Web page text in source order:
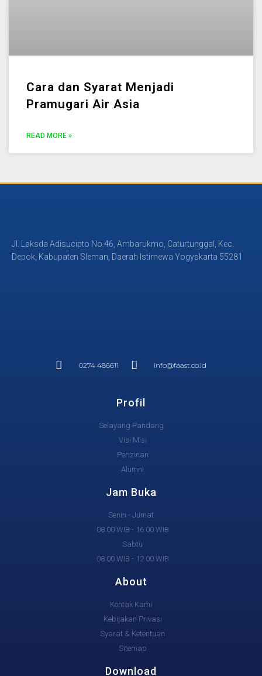
Cara dan Syarat Menjadi
Pramugari Air Asia
READ MORE »
Jl. Laksda Adisucipto No.46, Ambarukmo, Caturtunggal, Kec.
Depok, Kabupaten Sleman, Daerah Istimewa Yogyakarta 55281
0274 486611 info@faast.co.id
Profil
Selayang Pandang
Visi Misi
Perizinan
Alumni
Jam Buka
Senin - Jumat
08.00 WIB - 16.00 WIB
Sabtu
08.00 WIB - 12.00 WIB
About
Kontak Kami
Kebijakan Privasi
Syarat & Ketentuan
Sitemap
Download